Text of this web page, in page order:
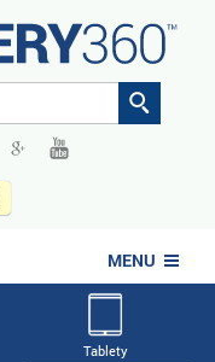
MENU
Tablety